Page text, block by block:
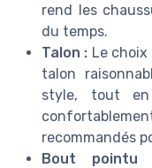
rend les
du temps.
Talon : Le
talon
style, tout
recommandés
Bout pointu